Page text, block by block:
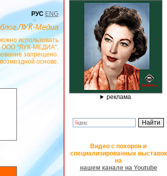
РУС ENG
ЛУК-Медиа
использовать
ООО "ЛУК-МЕДИА".
запрещено.
основе.
ИП Павленко С.В. ИНН: 233008852896. Erid:
реклама
Видео с похорон и
специализированных выставок
на
нашем канале на Youtube